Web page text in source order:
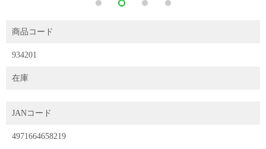
商品コード
934201
在庫
JANコード
4971664658219